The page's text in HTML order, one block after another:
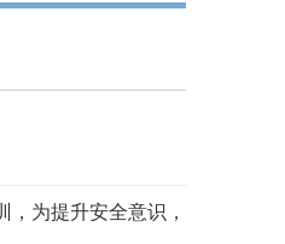
为提升安全意识，